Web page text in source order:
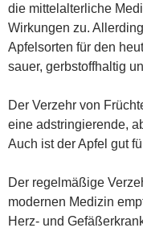
die mittelalterliche
Wirkungen zu.
Apfelsorten für den
sauer, gerbstoffhaltig
Der Verzehr von
eine adstringierende,
Auch ist der Apfel gut
Der regelmäßige
modernen Medizin
Herz- und